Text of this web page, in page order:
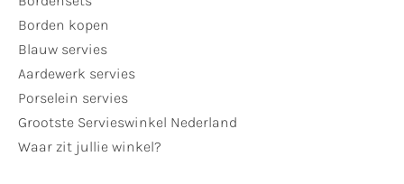
Borden kopen
Blauw servies
Aardewerk servies
Porselein servies
Grootste Servieswinkel Nederland
Waar zit jullie winkel?